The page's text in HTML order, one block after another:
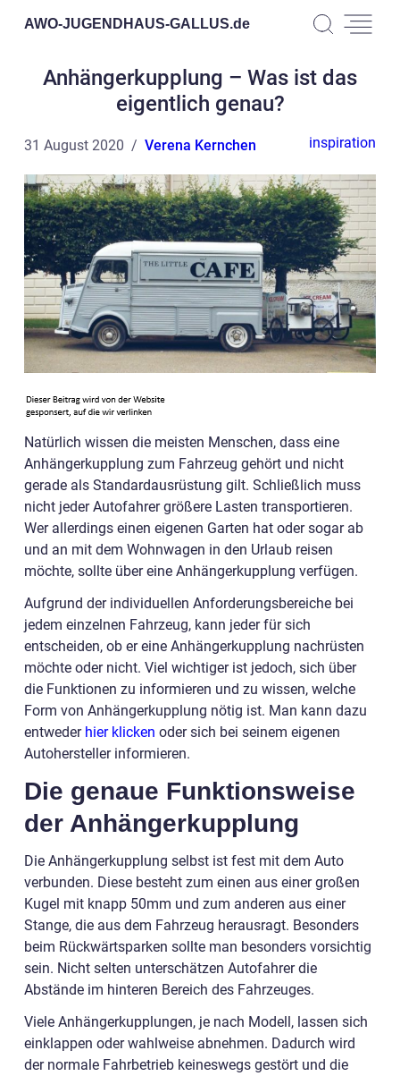
AWO-JUGENDHAUS-GALLUS.de
Anhängerkupplung – Was ist das
eigentlich genau?
31 August 2020 Verena Kernchen inspiration
Natürlich wissen die meisten Menschen, dass eine
Anhängerkupplung zum Fahrzeug gehört und nicht
gerade als Standardausrüstung gilt. Schließlich muss
nicht jeder Autofahrer größere Lasten transportieren.
Wer allerdings einen eigenen Garten hat oder sogar ab
und an mit dem Wohnwagen in den Urlaub reisen
möchte, sollte über eine Anhängerkupplung verfügen.
Aufgrund der individuellen Anforderungsbereiche bei
jedem einzelnen Fahrzeug, kann jeder für sich
entscheiden, ob er eine Anhängerkupplung nachrüsten
möchte oder nicht. Viel wichtiger ist jedoch, sich über
die Funktionen zu informieren und zu wissen, welche
Form von Anhängerkupplung nötig ist. Man kann dazu
entweder hier klicken oder sich bei seinem eigenen
Autohersteller informieren.
Die genaue Funktionsweise
der Anhängerkupplung
Die Anhängerkupplung selbst ist fest mit dem Auto
verbunden. Diese besteht zum einen aus einer großen
Kugel mit knapp 50mm und zum anderen aus einer
Stange, die aus dem Fahrzeug herausragt. Besonders
beim Rückwärtsparken sollte man besonders vorsichtig
sein. Nicht selten unterschätzen Autofahrer die
Abstände im hinteren Bereich des Fahrzeuges.
Viele Anhängerkupplungen, je nach Modell, lassen sich
einklappen oder wahlweise abnehmen. Dadurch wird
der normale Fahrbetrieb keineswegs gestört und die